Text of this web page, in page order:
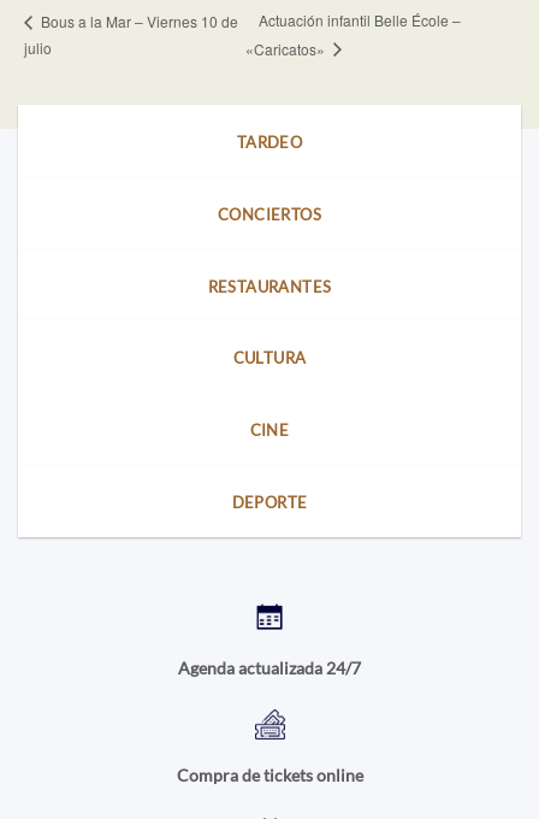
Bous a la Mar – Viernes 10 de
julio
Actuación infantil Belle École –
«Caricatos»
TARDEO
CONCIERTOS
RESTAURANTES
CULTURA
CINE
DEPORTE
Agenda actualizada 24/7
Compra de tickets online